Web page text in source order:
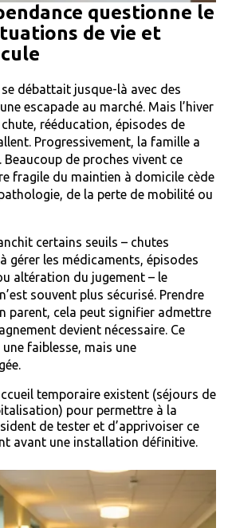
questionne le
de vie et
se débattait jusque-là avec des
escapade au marché. Mais l’hiver
rééducation, épisodes de
Progressivement, la famille a
Beaucoup de proches vivent ce
fragile du maintien à domicile cède
de la perte de mobilité ou
certains seuils – chutes
gérer les médicaments, épisodes
altération du jugement – le
souvent plus sécurisé. Prendre
parent, cela peut signifier admettre
devient nécessaire. Ce
faiblesse, mais une
temporaire existent (séjours de
pour permettre à la
de tester et d’apprivoiser ce
avant une installation définitive.